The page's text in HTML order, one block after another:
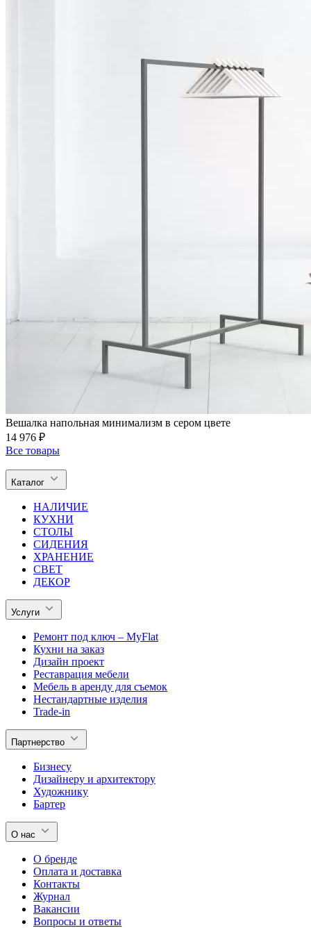
Вешалка напольная минимализм в сером цвете
14 976 ₽
Все товары
Каталог
НАЛИЧИЕ
КУХНИ
СТОЛЫ
СИДЕНИЯ
ХРАНЕНИЕ
СВЕТ
ДЕКОР
Услуги
Ремонт под ключ – MyFlat
Кухни на заказ
Дизайн проект
Реставрация мебели
Мебель в аренду для съемок
Нестандартные изделия
Trade-in
Партнерство
Бизнесу
Дизайнеру и архитектору
Художнику
Бартер
О нас
О бренде
Оплата и доставка
Контакты
Журнал
Вакансии
Вопросы и ответы